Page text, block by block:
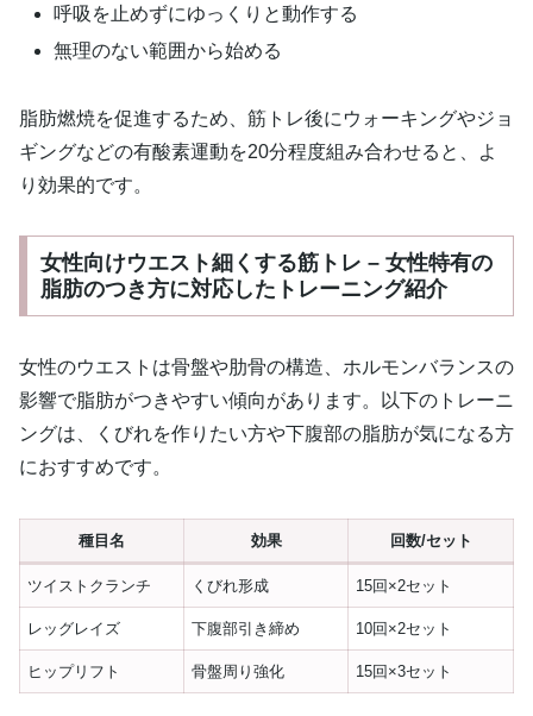
呼吸を止めずにゆっくりと動作する
無理のない範囲から始める
脂肪燃焼を促進するため、筋トレ後にウォーキングやジョ
ギングなどの有酸素運動を20分程度組み合わせると、よ
り効果的です。
女性向けウエスト細くする筋トレ – 女性特有の
脂肪のつき方に対応したトレーニング紹介
女性のウエストは骨盤や肋骨の構造、ホルモンバランスの
影響で脂肪がつきやすい傾向があります。以下のトレーニ
ングは、くびれを作りたい方や下腹部の脂肪が気になる方
におすすめです。
種目名 効果 回数/セット
ツイストクランチ くびれ形成 15回×2セット
レッグレイズ 下腹部引き締め 10回×2セット
ヒップリフト 骨盤周り強化 15回×3セット